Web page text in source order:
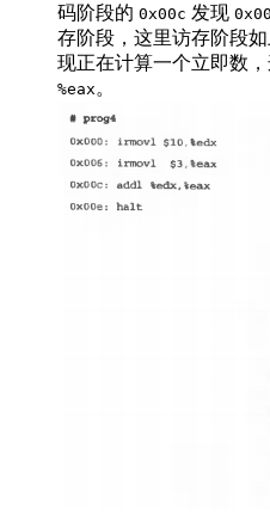
码阶段的 0x00c 发现
存阶段，这里访存阶段
现正在计算一个立即数
%eax 。